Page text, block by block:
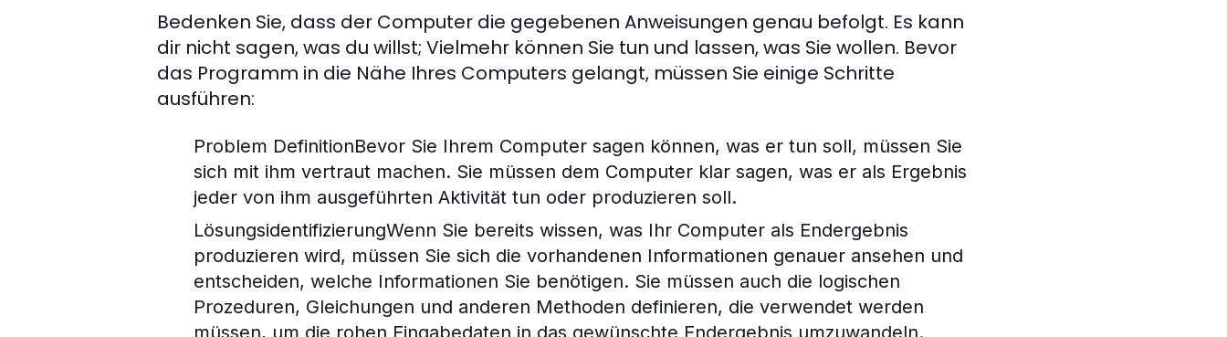
Bedenken Sie, dass der Computer die gegebenen Anweisungen genau befolgt. Es kann
dir nicht sagen, was du willst; Vielmehr können Sie tun und lassen, was Sie wollen. Bevor
das Programm in die Nähe Ihres Computers gelangt, müssen Sie einige Schritte
ausführen:
Problem DefinitionBevor Sie Ihrem Computer sagen können, was er tun soll, müssen Sie
sich mit ihm vertraut machen. Sie müssen dem Computer klar sagen, was er als Ergebnis
jeder von ihm ausgeführten Aktivität tun oder produzieren soll.
LösungsidentifizierungWenn Sie bereits wissen, was Ihr Computer als Endergebnis
produzieren wird, müssen Sie sich die vorhandenen Informationen genauer ansehen und
entscheiden, welche Informationen Sie benötigen. Sie müssen auch die logischen
Prozeduren, Gleichungen und anderen Methoden definieren, die verwendet werden
müssen, um die rohen Eingabedaten in das gewünschte Endergebnis umzuwandeln.